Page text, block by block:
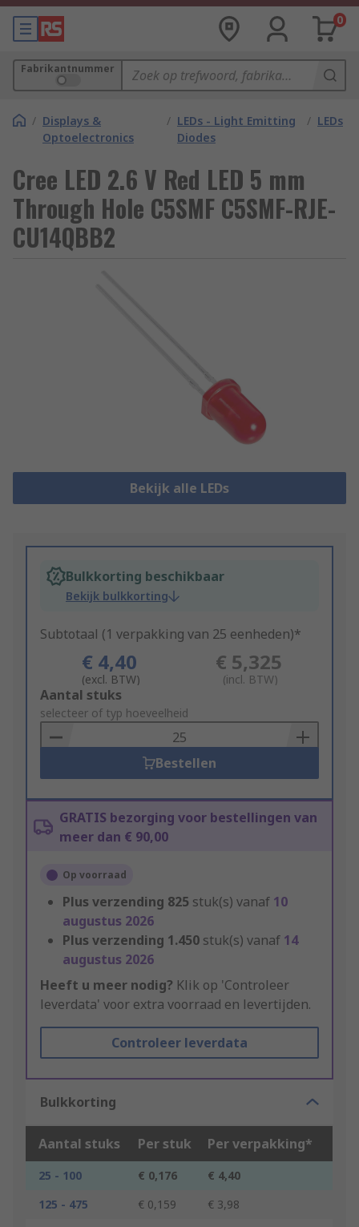
0
Fabrikantnummer
/ Displays &
Optoelectronics
/ LEDs - Light Emitting
Diodes
/ LEDs
Cree LED 2.6 V Red LED 5 mm
Through Hole C5SMF C5SMF-RJE-
CU14QBB2
Bekijk alle LEDs
Bulkkorting beschikbaar
Bekijk bulkkorting
Subtotaal (1 verpakking van 25 eenheden)*
€ 4,40
(excl. BTW)
€ 5,325
(incl. BTW)
Add
to
Basket
Aantal stuks
selecteer of typ hoeveelheid
Bestellen
GRATIS bezorging voor bestellingen van
meer dan € 90,00
Op voorraad
Plus verzending 825 stuk(s) vanaf 10
augustus 2026
Plus verzending 1.450 stuk(s) vanaf 14
augustus 2026
Heeft u meer nodig? Klik op 'Controleer
leverdata' voor extra voorraad en levertijden.
Controleer leverdata
Bulkkorting
Aantal stuks Per stuk Per verpakking*
25 - 100 € 0,176
€ 4,40
125 - 475
€ 0,159
€ 3,98